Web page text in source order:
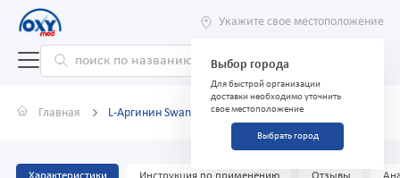
Укажите свое местоположение
Выбор города
Для быстрой организации
доставки необходимо уточнить
свое местоположение
Выбрать город
Главная L-Аргинин Swanson 500мг №100 капс.